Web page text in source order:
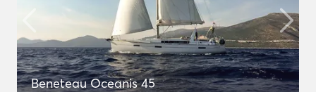
Beneteau Oceanis 45